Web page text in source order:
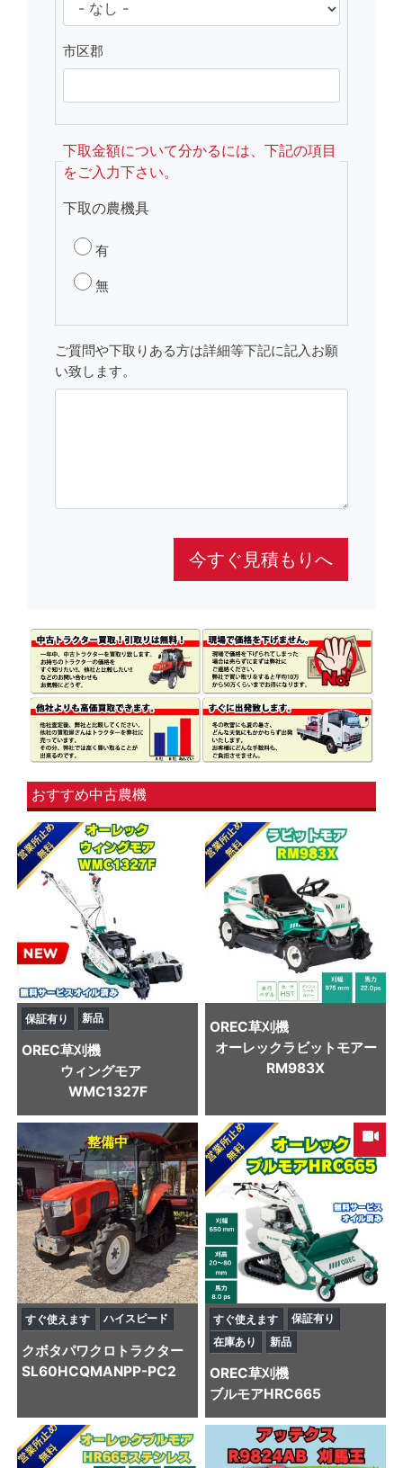
市区郡
下取金額について分かるには、下記の項目
をご入力下さい。
下取の農機具
有
無
ご質問や下取りある方は詳細等下記に記入お願
い致します。
今すぐ見積もりへ
おすすめ中古農機
保証有り 新品
OREC草刈機
ウィングモア
WMC1327F
OREC草刈機
オーレックラビットモアー
RM983X
整備中
すぐ使えます ハイスピード
クボタパワクロトラクター
SL60HCQMANPP-PC2
すぐ使えます
保証有り
在庫あり
新品
OREC草刈機
ブルモアHRC665